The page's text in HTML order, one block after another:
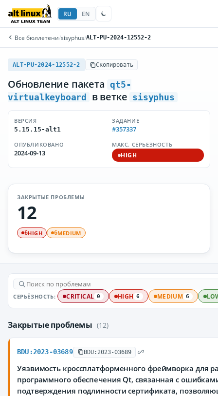
RU EN
Все бюллетени/sisyphus/ALT-PU-2024-12552-2
ALT-PU-2024-12552-2 Скопировать
Обновление пакета qt5-
virtualkeyboard
в ветке sisyphus
ВЕРСИЯ
5.15.15-alt1
ЗАДАНИЕ
#357337
ОПУБЛИКОВАНО
2024-09-13
МАКС. СЕРЬЁЗНОСТЬ
HIGH
ЗАКРЫТЫЕ ПРОБЛЕМЫ
12
6HIGH 6MEDIUM
СЕРЬЁЗНОСТЬ: CRITICAL 0 HIGH 6 MEDIUM 6
Закрытые проблемы (12)
BDU:2023-03689 BDU:2023-03689
Уязвимость кроссплатформенного фреймворка для
программного обеспечения Qt, связанная с
подтверждения подлинности сертификата,